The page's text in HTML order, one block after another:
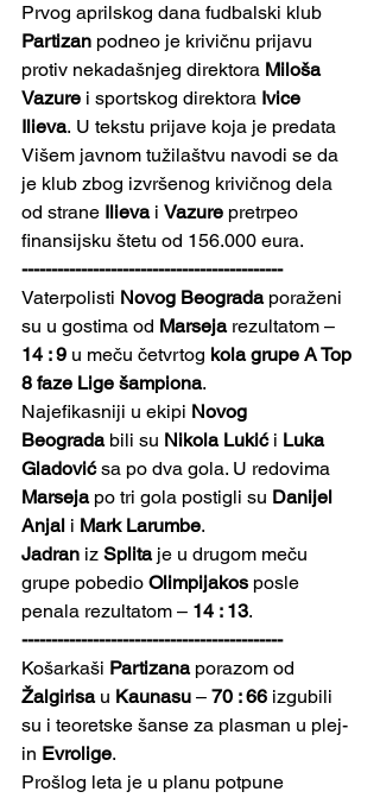
Prvog aprilskog dana fudbalski klub
Partizan podneo je krivičnu prijavu
protiv nekadašnjeg direktora Miloša
Vazure i sportskog direktora Ivice
Ilieva. U tekstu prijave koja je predata
Višem javnom tužilaštvu navodi se da
je klub zbog izvršenog krivičnog dela
od strane Ilieva i Vazure pretrpeo
finansijsku štetu od 156.000 eura.
--------------------------------------------
Vaterpolisti Novog Beograda poraženi
su u gostima od Marseja rezultatom –
14 : 9 u meču četvrtog kola grupe A Top
8 faze Lige šampiona.
Najefikasniji u ekipi Novog
Beograda bili su Nikola Lukić i Luka
Gladović sa po dva gola. U redovima
Marseja po tri gola postigli su Danijel
Anjal i Mark Larumbe.
Jadran iz Splita je u drugom meču
grupe pobedio Olimpijakos posle
penala rezultatom – 14 : 13.
--------------------------------------------
Košarkaši Partizana porazom od
Žalgirisa u Kaunasu – 70 : 66 izgubili
su i teoretske šanse za plasman u plej-
in Evrolige.
Prošlog leta je u planu potpune